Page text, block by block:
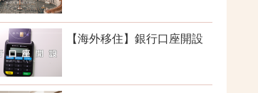
【海外移住】銀行口座開設